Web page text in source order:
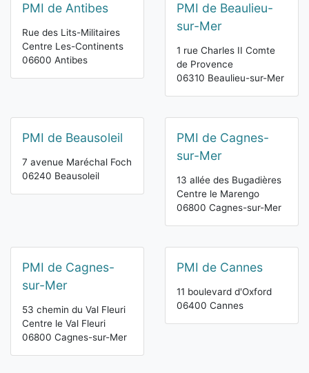
PMI de Antibes
Rue des Lits-Militaires
Centre Les-Continents
06600 Antibes
PMI de Beaulieu-
sur-Mer
1 rue Charles II Comte
de Provence
06310 Beaulieu-sur-Mer
PMI de Beausoleil
7 avenue Maréchal Foch
06240 Beausoleil
PMI de Cagnes-
sur-Mer
13 allée des Bugadières
Centre le Marengo
06800 Cagnes-sur-Mer
PMI de Cagnes-
sur-Mer
53 chemin du Val Fleuri
Centre le Val Fleuri
06800 Cagnes-sur-Mer
PMI de Cannes
11 boulevard d'Oxford
06400 Cannes